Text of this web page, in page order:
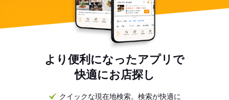
より便利になったアプリで
快適にお店探し
クイックな現在地検索。検索が快適に